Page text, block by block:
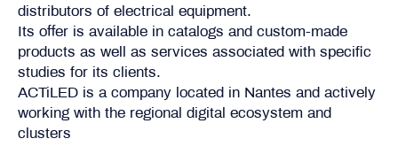
distributors of electrical equipment.
Its offer is available in catalogs and custom-made
products as well as services associated with specific
studies for its clients.
ACTiLED is a company located in Nantes and actively
working with the regional digital ecosystem and
clusters